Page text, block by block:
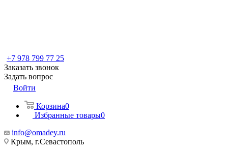
+7 978 799 77 25
Заказать звонок
Задать вопрос
Войти
Корзина0
Избранные товары0
info@omadey.ru
Крым, г.Севастополь